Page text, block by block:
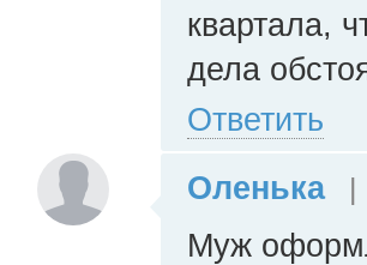
квартала,
дела
Ответить
Оленька
|
Муж